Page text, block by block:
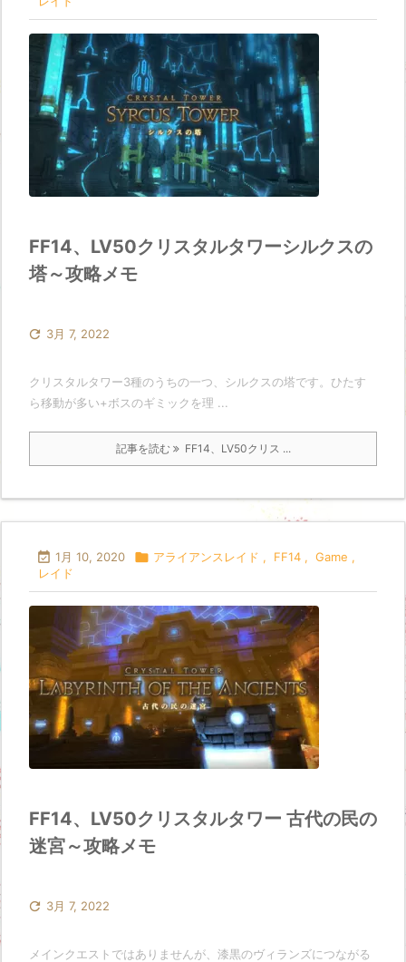
FF14、LV50クリスタルタワーシルクスの
塔～攻略メモ
 3月 7, 2022
クリスタルタワー3種のうちの一つ、シルクスの塔です。ひたす
ら移動が多い+ボスのギミックを理 ...
記事を読む FF14、LV50クリス ...
 1月 10, 2020  アライアンスレイド , FF14 , Game ,
レイド
FF14、LV50クリスタルタワー 古代の民の
迷宮～攻略メモ
 3月 7, 2022
メインクエストではありませんが、漆黒のヴィランズにつながる